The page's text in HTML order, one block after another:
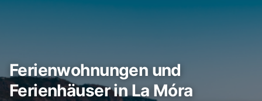
Ferienwohnungen und
Ferienhäuser in La Móra